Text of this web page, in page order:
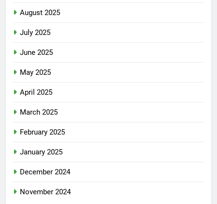
August 2025
July 2025
June 2025
May 2025
April 2025
March 2025
February 2025
January 2025
December 2024
November 2024